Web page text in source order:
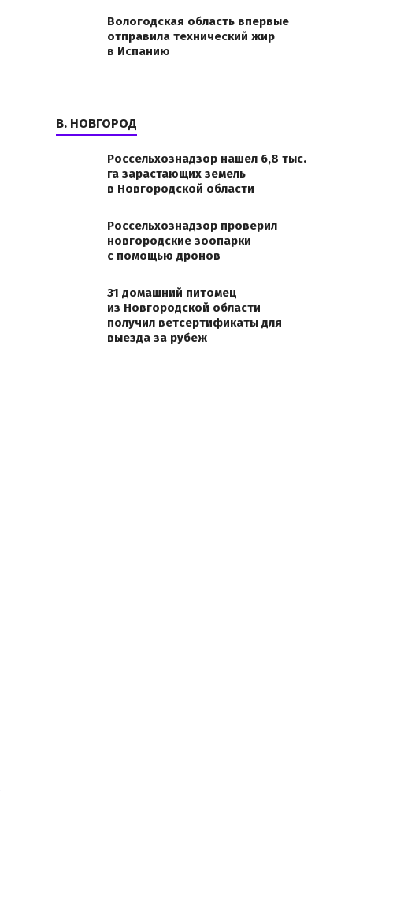
Вологодская область впервые
отправила технический жир
в Испанию
В. НОВГОРОД
Россельхознадзор нашел 6,8 тыс.
га зарастающих земель
в Новгородской области
Россельхознадзор проверил
новгородские зоопарки
с помощью дронов
31 домашний питомец
из Новгородской области
получил ветсертификаты для
выезда за рубеж